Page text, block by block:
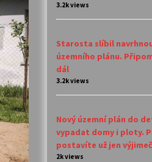
3.2k views
Starosta slíbil
územního plánu.
dál
3.2k views
Nový územní plán do
vypadat domy i ploty.
postavíte už jen
2k views